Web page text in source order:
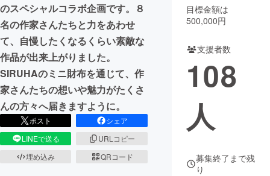
CAMPFIREふるさと納税machi-ya コミュニティ
のスペシャルコラボ企画です。８
名の作家さんたちと力をあわせ
て、自慢したくなるくらい素敵な
作品が出来上がりました。
SIRUHAのミニ財布を通じて、作
家さんたちの想いや魅力がたくさ
んの方々へ届きますように。
ポスト
シェア
LINEで送る
URLコピー
埋め込み
QRコード
目標金額は
500,000円
支援者数
108
人
募集終了まで残
り